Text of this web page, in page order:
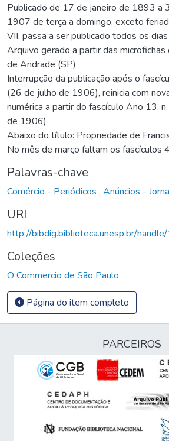
Publicado de 17 de janeiro de 1893 a
1907 de terça a domingo, exceto
VII, passa a ser publicado todos os dias
Arquivo gerado a partir das
de Andrade (SP)
Interrupção da publicação após o
(26 de julho de 1906), reinicia com
numérica a partir do fascículo Ano 13,
de 1906)
Abaixo do título: Propriedade de
No mês de março faltam os
Palavras-chave
Comércio - Periódicos , Anúncios -
URI
http://bibdig.biblioteca.unesp.br/
Coleções
O Commercio de São Paulo
Página do item completo
PARCEIROS